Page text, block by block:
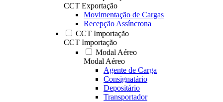
CCT Exportação
Movimentação de Cargas
Recepção Assíncrona
CCT Importação
CCT Importação
Modal Aéreo
Modal Aéreo
Agente de Carga
Consignatário
Depositário
Transportador